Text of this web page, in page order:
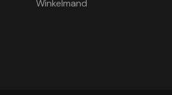
Winkelmand